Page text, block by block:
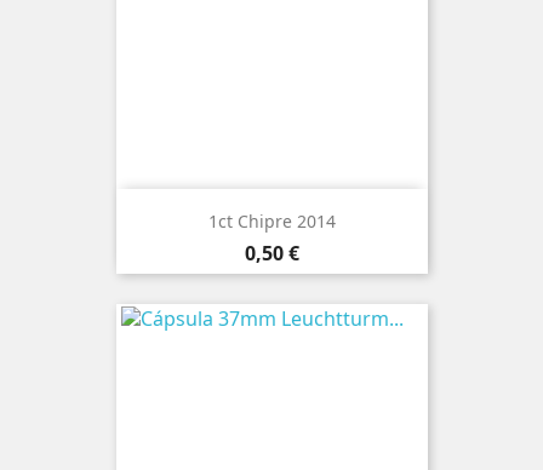
1ct Chipre 2014
Preço
0,50 €